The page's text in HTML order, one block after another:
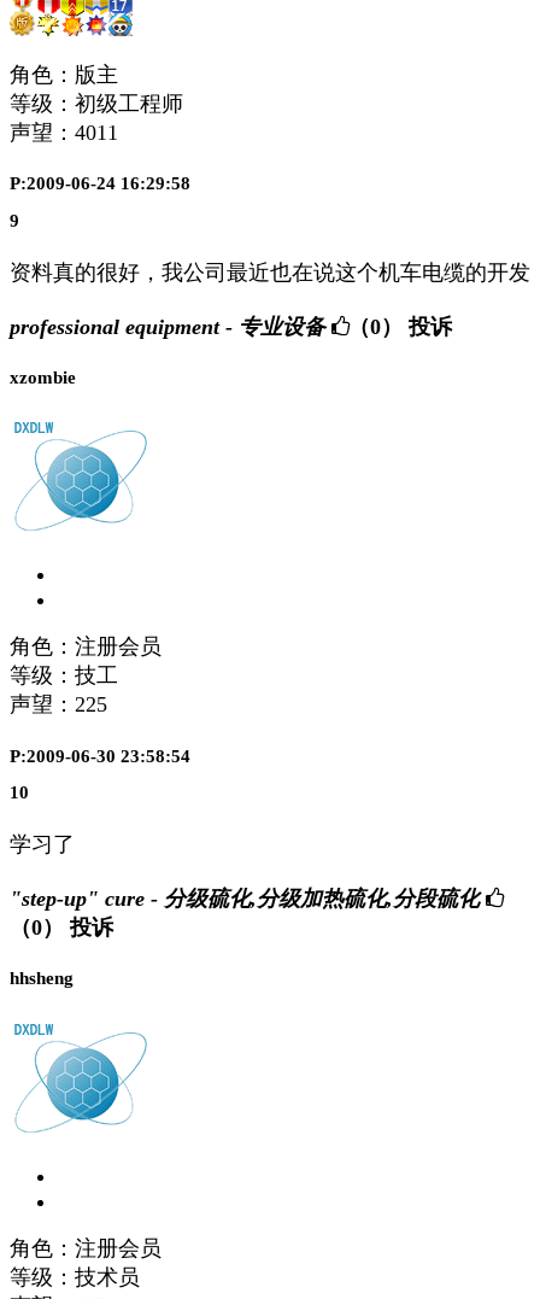
角色：版主
等级：初级工程师
声望： 4011
P:2009-06-24 16:29:58
9
资料真的很好，我公司最近也在说这个机车电缆的开发
professional equipment - 专业设备 （0） 投诉
xzombie
角色：注册会员
等级：技工
声望： 225
P:2009-06-30 23:58:54
10
学习了
"step-up" cure - 分级硫化,分级加热硫化,分段硫化
（0）
投诉
hhsheng
角色：注册会员
等级：技术员